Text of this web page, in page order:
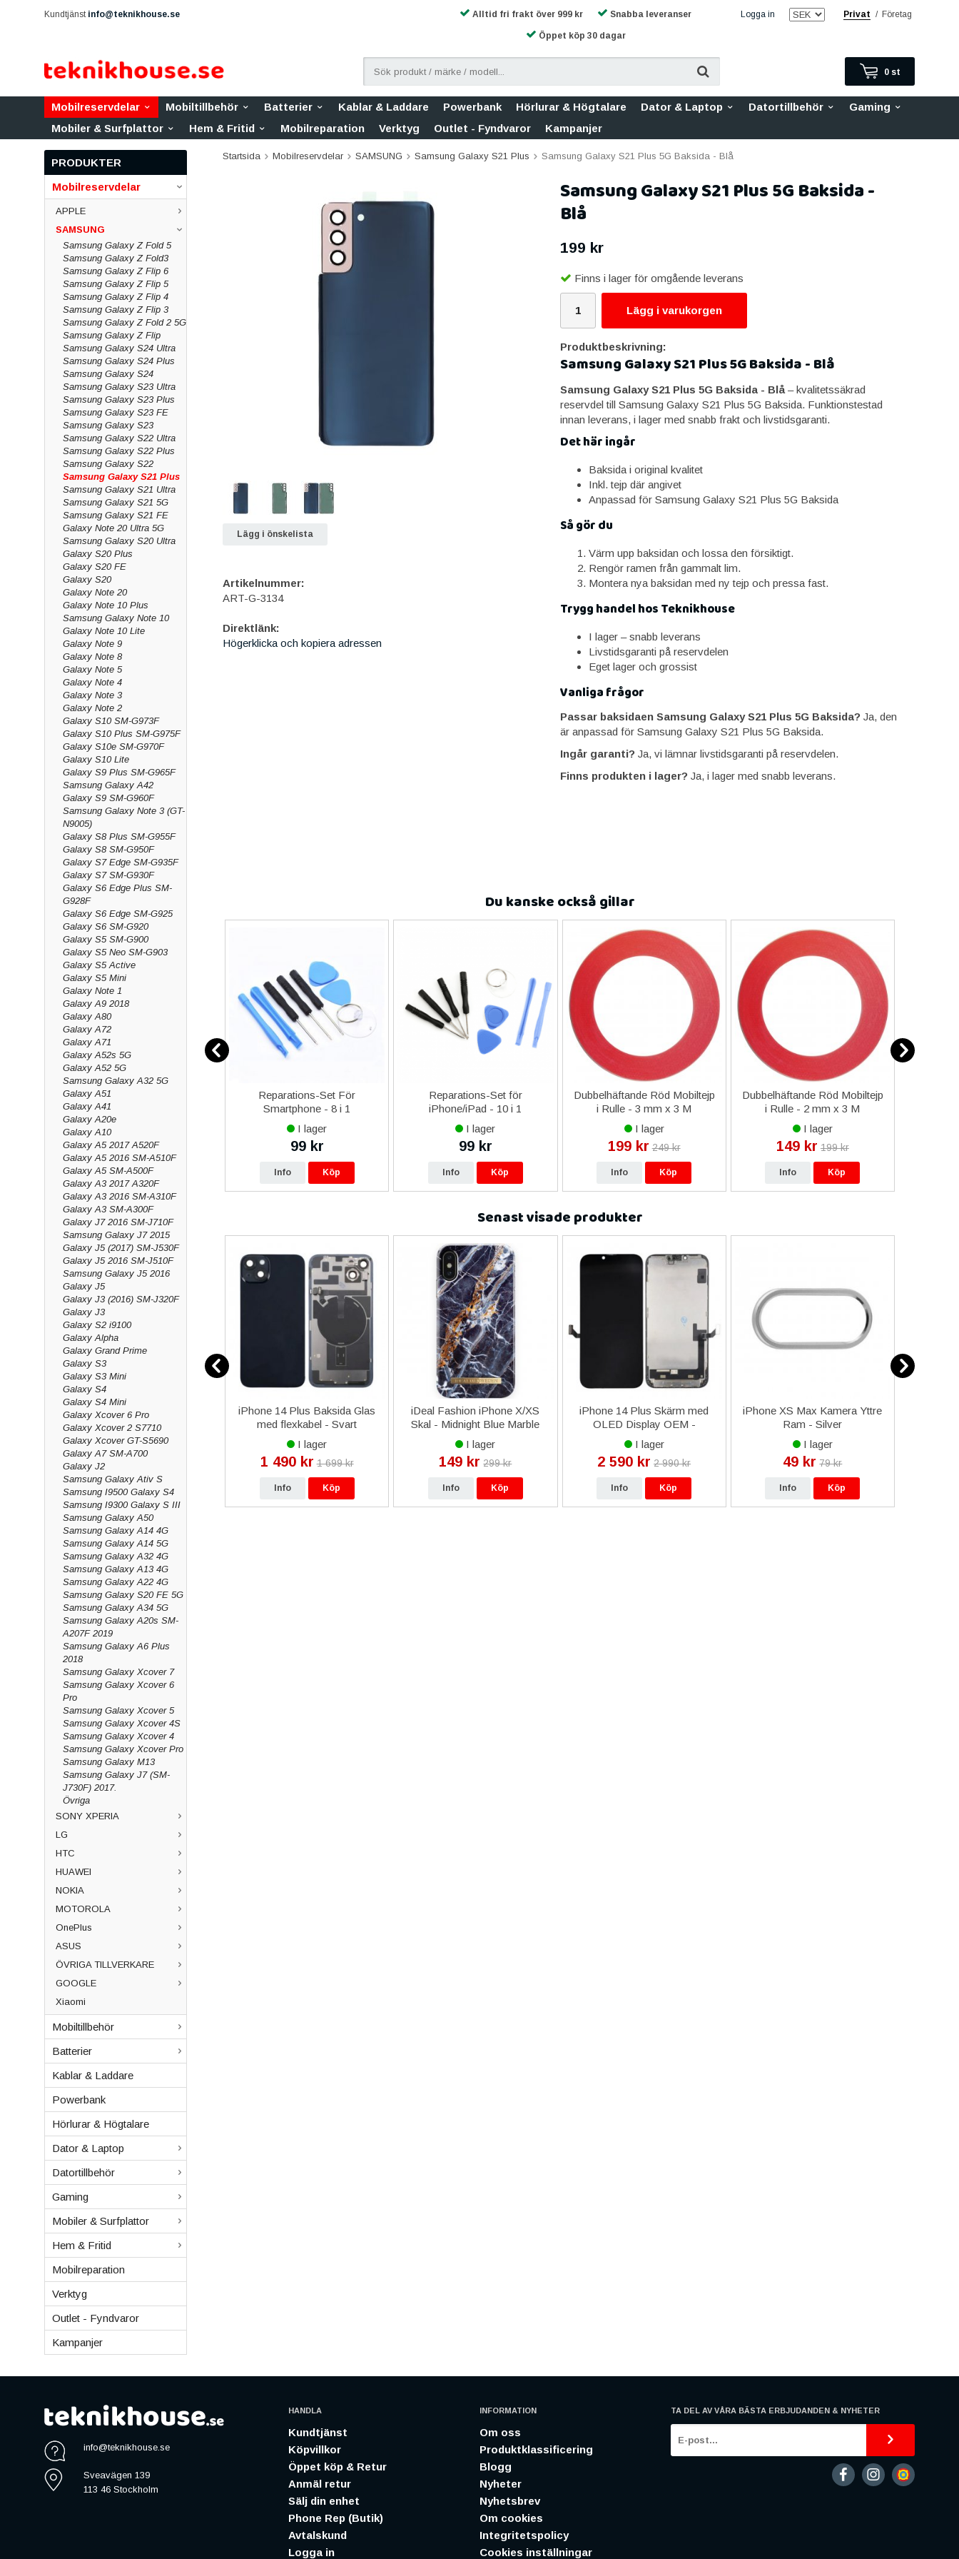
Kundtjänst info@teknikhouse.se Logga in Privat / Företag
Alltid fri frakt över 999 kr Snabba leveranser
Öppet köp 30 dagar
0 st
Mobilreservdelar Mobiltillbehör Batterier Kablar & Laddare Powerbank Hörlurar & Högtalare Dator & Laptop Datortillbehör
Gaming
Mobiler & Surfplattor
Hem & Fritid Mobilreparation Verktyg Outlet - Fyndvaror Kampanjer
PRODUKTER
Mobilreservdelar
APPLE
SAMSUNG
Samsung Galaxy Z Fold 5
Samsung Galaxy Z Fold3
Samsung Galaxy Z Flip 6
Samsung Galaxy Z Flip 5
Samsung Galaxy Z Flip 4
Samsung Galaxy Z Flip 3
Samsung Galaxy Z Fold 2 5G
Samsung Galaxy Z Flip
Samsung Galaxy S24 Ultra
Samsung Galaxy S24 Plus
Samsung Galaxy S24
Samsung Galaxy S23 Ultra
Samsung Galaxy S23 Plus
Samsung Galaxy S23 FE
Samsung Galaxy S23
Samsung Galaxy S22 Ultra
Samsung Galaxy S22 Plus
Samsung Galaxy S22
Samsung Galaxy S21 Plus
Samsung Galaxy S21 Ultra
Samsung Galaxy S21 5G
Samsung Galaxy S21 FE
Galaxy Note 20 Ultra 5G
Samsung Galaxy S20 Ultra
Galaxy S20 Plus
Galaxy S20 FE
Galaxy S20
Galaxy Note 20
Galaxy Note 10 Plus
Samsung Galaxy Note 10
Galaxy Note 10 Lite
Galaxy Note 9
Galaxy Note 8
Galaxy Note 5
Galaxy Note 4
Galaxy Note 3
Galaxy Note 2
Galaxy S10 SM-G973F
Galaxy S10 Plus SM-G975F
Galaxy S10e SM-G970F
Galaxy S10 Lite
Galaxy S9 Plus SM-G965F
Samsung Galaxy A42
Galaxy S9 SM-G960F
Samsung Galaxy Note 3 (GT-
N9005)
Galaxy S8 Plus SM-G955F
Galaxy S8 SM-G950F
Galaxy S7 Edge SM-G935F
Galaxy S7 SM-G930F
Galaxy S6 Edge Plus SM-
G928F
Galaxy S6 Edge SM-G925
Galaxy S6 SM-G920
Galaxy S5 SM-G900
Galaxy S5 Neo SM-G903
Galaxy S5 Active
Galaxy S5 Mini
Galaxy Note 1
Galaxy A9 2018
Galaxy A80
Galaxy A72
Galaxy A71
Galaxy A52s 5G
Galaxy A52 5G
Samsung Galaxy A32 5G
Galaxy A51
Galaxy A41
Galaxy A20e
Galaxy A10
Galaxy A5 2017 A520F
Galaxy A5 2016 SM-A510F
Galaxy A5 SM-A500F
Galaxy A3 2017 A320F
Galaxy A3 2016 SM-A310F
Galaxy A3 SM-A300F
Galaxy J7 2016 SM-J710F
Samsung Galaxy J7 2015
Galaxy J5 (2017) SM-J530F
Galaxy J5 2016 SM-J510F
Samsung Galaxy J5 2016
Galaxy J5
Galaxy J3 (2016) SM-J320F
Galaxy J3
Galaxy S2 i9100
Galaxy Alpha
Galaxy Grand Prime
Galaxy S3
Galaxy S3 Mini
Galaxy S4
Galaxy S4 Mini
Galaxy Xcover 6 Pro
Galaxy Xcover 2 S7710
Galaxy Xcover GT-S5690
Galaxy A7 SM-A700
Galaxy J2
Samsung Galaxy Ativ S
Samsung I9500 Galaxy S4
Samsung I9300 Galaxy S III
Samsung Galaxy A50
Samsung Galaxy A14 4G
Samsung Galaxy A14 5G
Samsung Galaxy A32 4G
Samsung Galaxy A13 4G
Samsung Galaxy A22 4G
Samsung Galaxy S20 FE 5G
Samsung Galaxy A34 5G
Samsung Galaxy A20s SM-
A207F 2019
Samsung Galaxy A6 Plus
2018
Samsung Galaxy Xcover 7
Samsung Galaxy Xcover 6
Pro
Samsung Galaxy Xcover 5
Samsung Galaxy Xcover 4S
Samsung Galaxy Xcover 4
Samsung Galaxy Xcover Pro
Samsung Galaxy M13
Samsung Galaxy J7 (SM-
J730F) 2017.
Övriga
SONY XPERIA
LG
HTC
HUAWEI
NOKIA
MOTOROLA
OnePlus
ASUS
ÖVRIGA TILLVERKARE
GOOGLE
Xiaomi
Mobiltillbehör
Batterier
Kablar & Laddare
Powerbank
Hörlurar & Högtalare
Dator & Laptop
Datortillbehör
Gaming
Mobiler & Surfplattor
Hem & Fritid
Mobilreparation
Verktyg
Outlet - Fyndvaror
Kampanjer
Startsida Mobilreservdelar SAMSUNG Samsung Galaxy S21 Plus Samsung Galaxy S21 Plus 5G Baksida - Blå
Samsung Galaxy S21 Plus 5G Baksida -
Blå
199 kr
Finns i lager för omgående leverans
Lägg i varukorgen
Produktbeskrivning:
Samsung Galaxy S21 Plus 5G Baksida - Blå
Samsung Galaxy S21 Plus 5G Baksida - Blå– kvalitetssäkrad
reservdel till Samsung Galaxy S21 Plus 5G Baksida. Funktionstestad
innan leverans, i lager med snabb frakt och livstidsgaranti.
Det här ingår
Baksida i original kvalitet
Inkl. tejp där angivet
Anpassad för Samsung Galaxy S21 Plus 5G Baksida
Så gör du
Värm upp baksidan och lossa den försiktigt.
Rengör ramen från gammalt lim.
Montera nya baksidan med ny tejp och pressa fast.
Trygg handel hos Teknikhouse
I lager – snabb leverans
Livstidsgaranti på reservdelen
Eget lager och grossist
Vanliga frågor
Passar baksidaen Samsung Galaxy S21 Plus 5G Baksida? Ja, den
är anpassad för Samsung Galaxy S21 Plus 5G Baksida.
Ingår garanti? Ja, vi lämnar livstidsgaranti på reservdelen.
Finns produkten i lager? Ja, i lager med snabb leverans.
Lägg i önskelista
Artikelnummer:
ART-G-3134
Direktlänk:
Högerklicka och kopiera adressen
Du kanske också gillar
Samsung Galaxy Xcover 5
Batteri Original
479 kr 490 kr
Info
Reparations-Set För
Smartphone - 8 i 1
I lager
99 kr
Info Köp
Reparations-Set för
iPhone/iPad - 10 i 1
I lager
99 kr
Info Köp
Dubbelhäftande Röd Mobiltejp
i Rulle - 3 mm x 3 M
I lager
199 kr 249 kr
Info Köp
Dubbelhäftande Röd Mobiltejp
i Rulle - 2 mm x 3 M
I lager
149 kr 199 kr
Info Köp
Senast visade produkter
Samsung Galaxy S3 LTE
Chassi med Delar (SM-I9305)
- Silver
I lager
29 kr
Info Köp
iPhone 14 Plus Baksida Glas
med flexkabel - Svart
I lager
1 490 kr 1 699 kr
Info Köp
iDeal Fashion iPhone X/XS
Skal - Midnight Blue Marble
I lager
149 kr 299 kr
Info Köp
iPhone 14 Plus Skärm med
OLED Display OEM -
Originalkvalitet
I lager
2 590 kr 2 990 kr
Info Köp
iPhone XS Max Kamera Yttre
Ram - Silver
I lager
49 kr 79 kr
Info Köp
info@teknikhouse.se
Sveavägen 139
113 46 Stockholm
HANDLA
Kundtjänst
Köpvillkor
Öppet köp & Retur
Anmäl retur
Sälj din enhet
Phone Rep (Butik)
Avtalskund
Logga in
INFORMATION
Om oss
Produktklassificering
Blogg
Nyheter
Nyhetsbrev
Om cookies
Integritetspolicy
Cookies inställningar
TA DEL AV VÅRA BÄSTA ERBJUDANDEN & NYHETER